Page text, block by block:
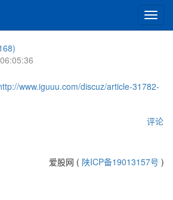
切
换
www.iguuu.com/discuz/article-31782-
评论
爱股网 ( 陕ICP备19013157号 )